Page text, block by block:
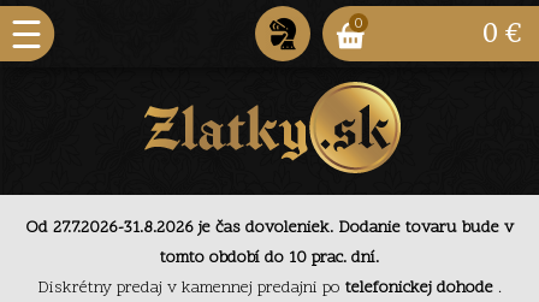
0 0 €
Od 27.7.2026-31.8.2026 je čas dovoleniek. Dodanie
tovaru bude v tomto období do 10 prac. dní.
Diskrétny predaj v kamennej predajni potelefonickej
Od 27.7.2026-31.8.2026 je čas dovoleniek. Dodanie tovaru bude v
tomto období do 10 prac. dní.
Diskrétny predaj v kamennej predajni po telefonickej dohode .